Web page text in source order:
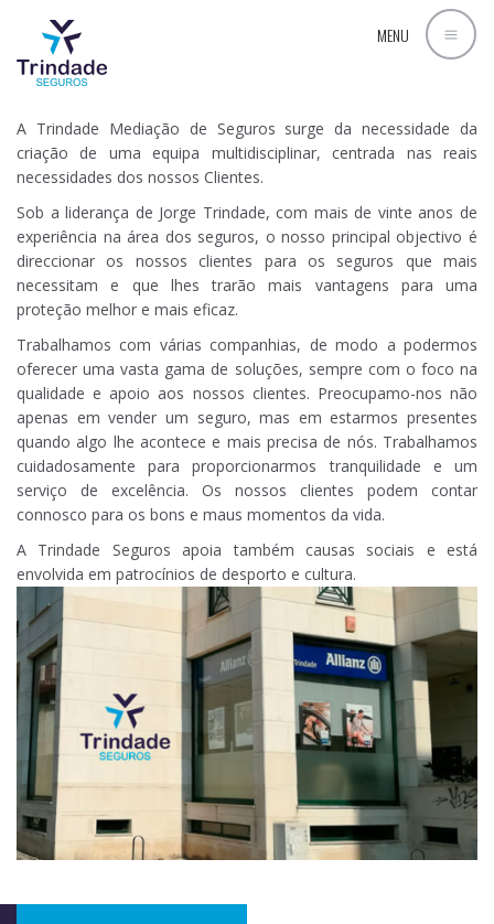
MENU
A ORIGEM DA TRINDADE SEGUROS
A Trindade Mediação de Seguros surge da necessidade da
criação de uma equipa multidisciplinar, centrada nas reais
necessidades dos nossos Clientes.
Sob a liderança de Jorge Trindade, com mais de vinte anos de
experiência na área dos seguros, o nosso principal objectivo é
direccionar os nossos clientes para os seguros que mais
necessitam e que lhes trarão mais vantagens para uma
proteção melhor e mais eficaz.
Trabalhamos com várias companhias, de modo a podermos
oferecer uma vasta gama de soluções, sempre com o foco na
qualidade e apoio aos nossos clientes. Preocupamo-nos não
apenas em vender um seguro, mas em estarmos presentes
quando algo lhe acontece e mais precisa de nós. Trabalhamos
cuidadosamente para proporcionarmos tranquilidade e um
serviço de excelência. Os nossos clientes podem contar
connosco para os bons e maus momentos da vida.
A Trindade Seguros apoia também causas sociais e está
envolvida em patrocínios de desporto e cultura.